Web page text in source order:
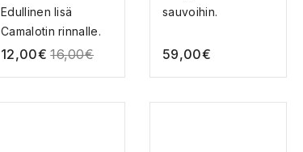
Edullinen lisä
Camalotin rinnalle.
Mo...
12,00€ 16,00€
sauvoihin.
59,00€